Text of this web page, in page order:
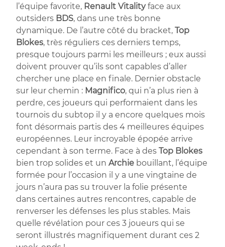
l’équipe favorite, Renault Vitalityface aux
outsiders BDS, dans une très bonne
dynamique. De l’autre côté du bracket,Top
Blokes, très réguliers ces derniers temps,
presque toujours parmi les meilleurs ; eux aussi
doivent prouver qu’ils sont capables d’aller
chercher une place en finale. Dernier obstacle
sur leur chemin : Magnifico, qui n’a plus rien à
perdre, ces joueurs qui performaient dans les
tournois du subtop il y a encore quelques mois
font désormais partis des 4 meilleures équipes
européennes. Leur incroyable épopée arrive
cependant à son terme. Face à desTop Blokes
bien trop solides et unArchie bouillant, l’équipe
formée pour l’occasion il y a une vingtaine de
jours n’aura pas su trouver la folie présente
dans certaines autres rencontres, capable de
renverser les défenses les plus stables. Mais
quelle révélation pour ces 3 joueurs qui se
seront illustrés magnifiquement durant ces 2